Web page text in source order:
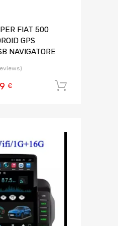
FIAT 500
GPS
NAVIGATORE
€